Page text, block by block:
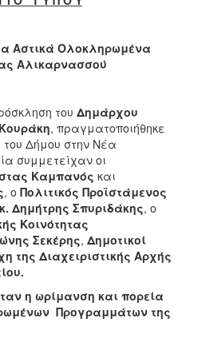
Αστικά Ολοκληρωμένα
Αλικαρνασσού
του Δημάρχου
, πραγματοποιήθηκε
Δήμου στην Νέα
συμμετείχαν οι
Καμπανός και
, ο Πολιτικός Προϊστάμενος
Δημήτρης Σπυριδάκης, ο
Κοινότητας
Σεκέρης, Δημοτικοί
της Διαχειριστικής Αρχής
η ωρίμανση και πορεία
Προγραμμάτων της